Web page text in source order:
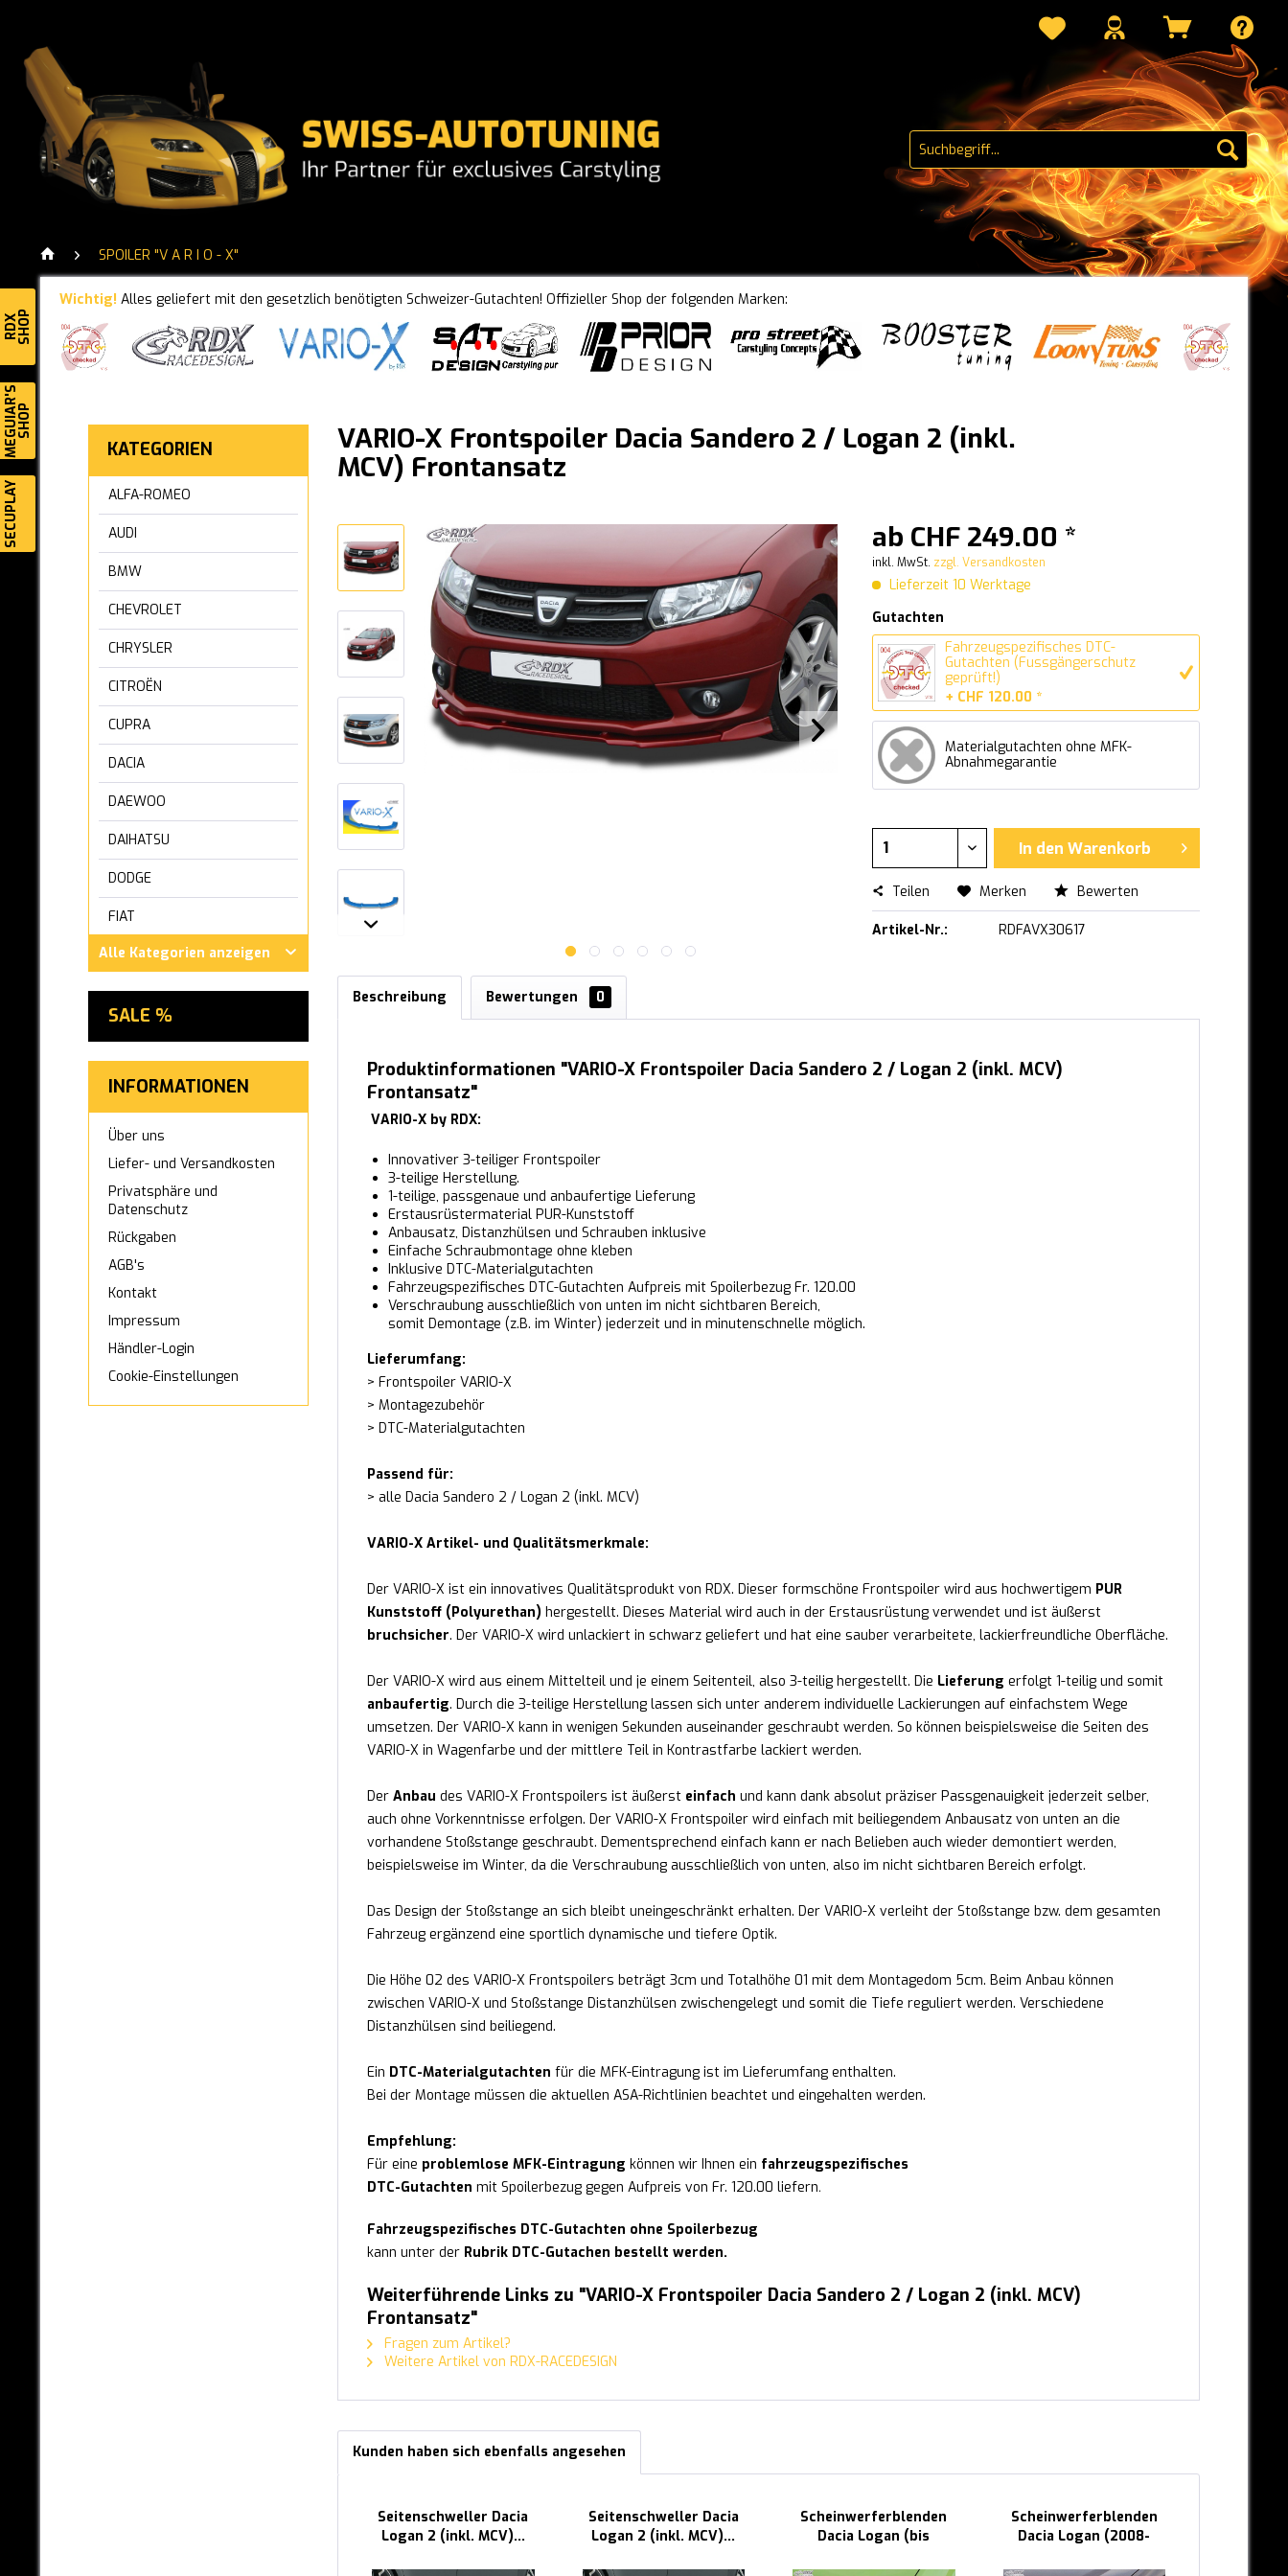
RDXSHOP
MEGUIAR'SSHOP
SECUPLAY
SPOILER "V A R I O - X"
Wichtig! Alles geliefert mit den gesetzlich benötigten Schweizer-Gutachten! Offizieller Shop der folgenden Marken:
KATEGORIEN
ALFA-ROMEO
AUDI
BMW
CHEVROLET
CHRYSLER
CITROËN
CUPRA
DACIA
DAEWOO
DAIHATSU
DODGE
FIAT
FORD
GWM ORA
IVECO
JAGUAR
LEXUS
MAN
MAZDA
Alle Kategorien anzeigen
SALE %
INFORMATIONEN
Über uns
Liefer- und Versandkosten
Privatsphäre und
Datenschutz
Rückgaben
AGB's
Kontakt
Impressum
Händler-Login
Cookie-Einstellungen
VARIO-X Frontspoiler Dacia Sandero 2 / Logan 2 (inkl.
MCV) Frontansatz
ab CHF 249.00 *
inkl. MwSt. zzgl. Versandkosten
Lieferzeit 10 Werktage
Gutachten
Fahrzeugspezifisches DTC-
Gutachten (Fussgängerschutz
geprüft!)
+ CHF 120.00 *
Materialgutachten ohne MFK-
Abnahmegarantie
In den Warenkorb
Teilen Merken Bewerten
Artikel-Nr.: RDFAVX30617
Beschreibung Bewertungen 0
Produktinformationen "VARIO-X Frontspoiler Dacia Sandero 2 / Logan 2 (inkl. MCV)
Frontansatz"
VARIO-X by RDX:
Innovativer 3-teiliger Frontspoiler
3-teilige Herstellung.
1-teilige, passgenaue und anbaufertige Lieferung
Erstausrüstermaterial PUR-Kunststoff
Anbausatz, Distanzhülsen und Schrauben inklusive
Einfache Schraubmontage ohne kleben
Inklusive DTC-Materialgutachten
Fahrzeugspezifisches DTC-Gutachten Aufpreis mit Spoilerbezug Fr. 120.00
Verschraubung ausschließlich von unten im nicht sichtbaren Bereich,
somit Demontage (z.B. im Winter) jederzeit und in minutenschnelle möglich.
Lieferumfang:
> Frontspoiler VARIO-X
> Montagezubehör
> DTC-Materialgutachten
Passend für:
> alle Dacia Sandero 2 / Logan 2 (inkl. MCV)
VARIO-X Artikel- und Qualitätsmerkmale:
Der VARIO-X ist ein innovatives Qualitätsprodukt von RDX. Dieser formschöne Frontspoiler wird aus hochwertigem PUR
Kunststoff (Polyurethan) hergestellt. Dieses Material wird auch in der Erstausrüstung verwendet und ist äußerst
bruchsicher. Der VARIO-X wird unlackiert in schwarz geliefert und hat eine sauber verarbeitete, lackierfreundliche Oberfläche.
Der VARIO-X wird aus einem Mittelteil und je einem Seitenteil, also 3-teilig hergestellt. Die Lieferung erfolgt 1-teilig und somit
anbaufertig. Durch die 3-teilige Herstellung lassen sich unter anderem individuelle Lackierungen auf einfachstem Wege
umsetzen. Der VARIO-X kann in wenigen Sekunden auseinander geschraubt werden. So können beispielsweise die Seiten des
VARIO-X in Wagenfarbe und der mittlere Teil in Kontrastfarbe lackiert werden.
Der Anbau des VARIO-X Frontspoilers ist äußerst einfach und kann dank absolut präziser Passgenauigkeit jederzeit selber,
auch ohne Vorkenntnisse erfolgen. Der VARIO-X Frontspoiler wird einfach mit beiliegendem Anbausatz von unten an die
vorhandene Stoßstange geschraubt. Dementsprechend einfach kann er nach Belieben auch wieder demontiert werden,
beispielsweise im Winter, da die Verschraubung ausschließlich von unten, also im nicht sichtbaren Bereich erfolgt.
Das Design der Stoßstange an sich bleibt uneingeschränkt erhalten. Der VARIO-X verleiht der Stoßstange bzw. dem gesamten
Fahrzeug ergänzend eine sportlich dynamische und tiefere Optik.
Die Höhe 02 des VARIO-X Frontspoilers beträgt 3cm und Totalhöhe 01 mit dem Montagedom 5cm. Beim Anbau können
zwischen VARIO-X und Stoßstange Distanzhülsen zwischengelegt und somit die Tiefe reguliert werden. Verschiedene
Distanzhülsen sind beiliegend.
Ein DTC-Materialgutachten für die MFK-Eintragung ist im Lieferumfang enthalten.
Bei der Montage müssen die aktuellen ASA-Richtlinien beachtet und eingehalten werden.
Empfehlung:
Für eine problemlose MFK-Eintragung können wir Ihnen ein fahrzeugspezifisches
DTC-Gutachten mit Spoilerbezug gegen Aufpreis von Fr. 120.00 liefern.
Fahrzeugspezifisches DTC-Gutachten ohne Spoilerbezug
kann unter der Rubrik DTC-Gutachen bestellt werden.
Weiterführende Links zu "VARIO-X Frontspoiler Dacia Sandero 2 / Logan 2 (inkl. MCV)
Frontansatz"
Fragen zum Artikel?
Weitere Artikel von RDX-RACEDESIGN
Kunden haben sich ebenfalls angesehen
Seitenschweller Dacia
Logan 2 (inkl. MCV)...
Seitenschweller Dacia
Logan 2 (inkl. MCV)...
Scheinwerferblenden
Dacia Logan (bis
Scheinwerferblenden
Dacia Logan (2008-